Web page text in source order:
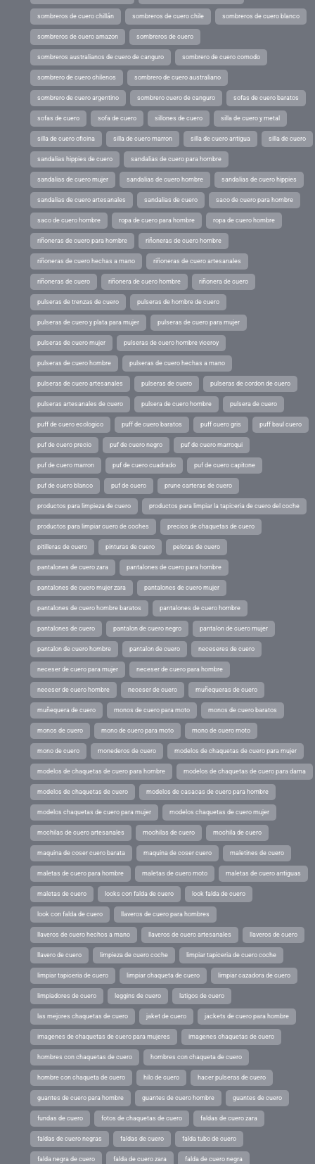
sombreros de cuero chillán sombreros de cuero chile sombreros de cuero blanco
sombreros de cuero amazon sombreros de cuero
sombreros australianos de cuero de canguro sombrero de cuero comodo
sombrero de cuero chilenos sombrero de cuero australiano
sombrero de cuero argentino sombrero cuero de canguro sofas de cuero baratos
sofas de cuero sofa de cuero sillones de cuero silla de cuero y metal
silla de cuero oficina silla de cuero marron silla de cuero antigua silla de cuero
sandalias hippies de cuero sandalias de cuero para hombre
sandalias de cuero mujer sandalias de cuero hombre sandalias de cuero hippies
sandalias de cuero artesanales sandalias de cuero saco de cuero para hombre
saco de cuero hombre ropa de cuero para hombre ropa de cuero hombre
riñoneras de cuero para hombre riñoneras de cuero hombre
riñoneras de cuero hechas a mano riñoneras de cuero artesanales
riñoneras de cuero riñonera de cuero hombre riñonera de cuero
pulseras de trenzas de cuero pulseras de hombre de cuero
pulseras de cuero y plata para mujer pulseras de cuero para mujer
pulseras de cuero mujer pulseras de cuero hombre viceroy
pulseras de cuero hombre pulseras de cuero hechas a mano
pulseras de cuero artesanales pulseras de cuero pulseras de cordon de cuero
pulseras artesanales de cuero pulsera de cuero hombre pulsera de cuero
puff de cuero ecologico puff de cuero baratos puff cuero gris puff baul cuero
puf de cuero precio puf de cuero negro puf de cuero marroqui
puf de cuero marron puf de cuero cuadrado puf de cuero capitone
puf de cuero blanco puf de cuero prune carteras de cuero
productos para limpieza de cuero productos para limpiar la tapiceria de cuero del coche
productos para limpiar cuero de coches precios de chaquetas de cuero
pitilleras de cuero pinturas de cuero pelotas de cuero
pantalones de cuero zara pantalones de cuero para hombre
pantalones de cuero mujer zara pantalones de cuero mujer
pantalones de cuero hombre baratos pantalones de cuero hombre
pantalones de cuero pantalon de cuero negro pantalon de cuero mujer
pantalon de cuero hombre pantalon de cuero neceseres de cuero
neceser de cuero para mujer neceser de cuero para hombre
neceser de cuero hombre neceser de cuero muñequeras de cuero
muñequera de cuero monos de cuero para moto monos de cuero baratos
monos de cuero mono de cuero para moto mono de cuero moto
mono de cuero monederos de cuero modelos de chaquetas de cuero para mujer
modelos de chaquetas de cuero para hombre modelos de chaquetas de cuero para dama
modelos de chaquetas de cuero modelos de casacas de cuero para hombre
modelos chaquetas de cuero para mujer modelos chaquetas de cuero mujer
mochilas de cuero artesanales mochilas de cuero mochila de cuero
maquina de coser cuero barata maquina de coser cuero maletines de cuero
maletas de cuero para hombre maletas de cuero moto maletas de cuero antiguas
maletas de cuero looks con falda de cuero look falda de cuero
look con falda de cuero llaveros de cuero para hombres
llaveros de cuero hechos a mano llaveros de cuero artesanales llaveros de cuero
llavero de cuero limpieza de cuero coche limpiar tapiceria de cuero coche
limpiar tapiceria de cuero limpiar chaqueta de cuero limpiar cazadora de cuero
limpiadores de cuero leggins de cuero latigos de cuero
las mejores chaquetas de cuero jaket de cuero jackets de cuero para hombre
imagenes de chaquetas de cuero para mujeres imagenes chaquetas de cuero
hombres con chaquetas de cuero hombres con chaqueta de cuero
hombre con chaqueta de cuero hilo de cuero hacer pulseras de cuero
guantes de cuero para hombre guantes de cuero hombre guantes de cuero
fundas de cuero fotos de chaquetas de cuero faldas de cuero zara
faldas de cuero negras faldas de cuero falda tubo de cuero
falda negra de cuero falda de cuero zara falda de cuero negra